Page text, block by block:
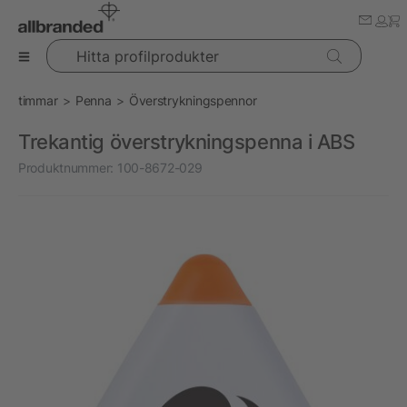
Hitta profilprodukter
timmar Penna Överstrykningspennor
Trekantig överstrykningspenna i ABS
Produktnummer: 100-8672-029